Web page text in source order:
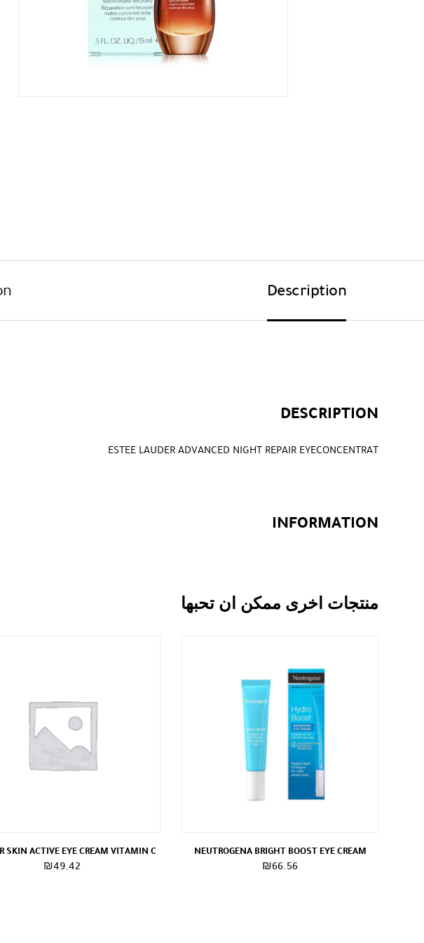
Description
DESCRIPTION
ESTEE LAUDER ADVANCED NIGHT REPAIR EYECONCENTRAT
INFORMATION
منتجات اخرى ممكن ان تحبها
NEUTROGENA BRIGHT BOOST EYE CREAM
₪66.56
SKIN ACTIVE EYE CREAM VITAMIN C
₪49.42